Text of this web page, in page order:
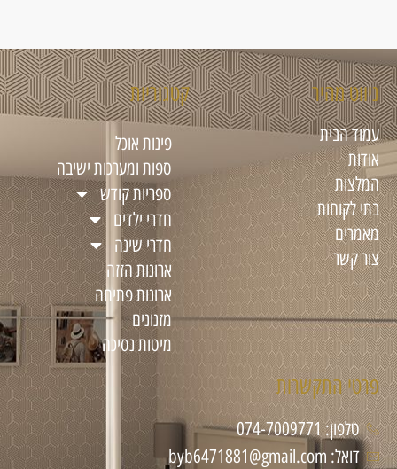
ניווט מהיר
עמוד הבית
אודות
המלצות
בתי לקוחות
מאמרים
צור קשר
קטגוריות
פינות אוכל
ספות ומערכות ישיבה
ספריות קודש
חדרי ילדים
חדרי שינה
ארונות הזזה
ארונות פתיחה
מזנונים
מיטות נסיכה
פרטי התקשרות
טלפון: 074-7009771
דואל: byb6471881@gmail.com